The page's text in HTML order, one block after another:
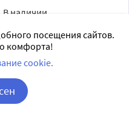
В наличии
посещения сайтов.
комфорта!
cookie.